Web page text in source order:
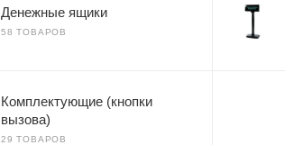
Денежные ящики
58 ТОВАРОВ
Комплектующие (кнопки
вызова)
29 ТОВАРОВ